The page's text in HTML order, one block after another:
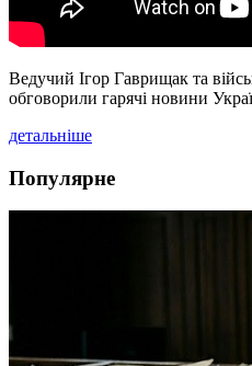
Ведучий Ігор Гаврищак та
обговорили гарячі новини
детальніше
Популярне